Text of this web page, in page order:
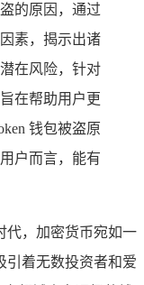
的原因，通过
素，揭示出诸
在风险，针对
在帮助用户更
钱包被盗原
户而言，能有
代，加密货币宛如一
引着无数投资者和爱